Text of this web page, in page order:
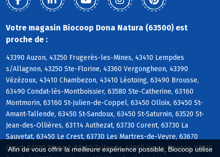
Afin de vous offrir la meilleure expérience possible, Biocoop utilise
Votre magasin Biocoop Dona Natura (63500) est
proche de :
43390 Auzon, 43250 Frugerès-les-Mines, 43410 Lempdes
s/Allagnon, 43250 Ste-Florine, 43360 Vergongheon, 43390
Vézézoux, 43410 Chambezon, 43410 Léotoing, 63490 Brousse,
63490 Condat-lès-Montboissier, 63580 Ste-Catherine, 63160
Montmorin, 63160 St-Julien-de-Coppel, 63450 Olloix, 63450 St-
Amant-Tallende, 63450 St-Sandoux, 63450 St-Saturnin, 63520 St-
Jean-des-Ollières, 63114 Authezat, 63730 Corent, 63730 La
Sauvetat, 63450 Le Crest, 63730 Les Martres-de-Veyre, 63670
Orcet, 63730 Plauzat, 63450 Tallende, 63960 Veyre-Monton, 63270